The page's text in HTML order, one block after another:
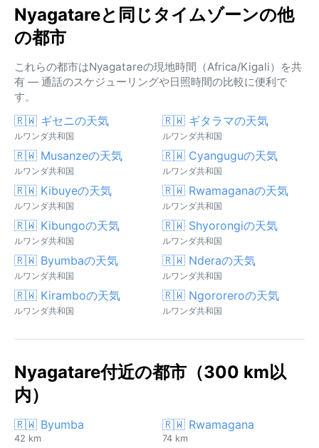
Nyagatareと同じタイムゾーンの他
の都市
これらの都市はNyagatareの現地時間（Africa/Kigali）を共
有 — 通話のスケジューリングや日照時間の比較に便利で
す。
🇷🇼 ギセニの天気
ルワンダ共和国
🇷🇼 ギタラマの天気
ルワンダ共和国
🇷🇼 Musanzeの天気
ルワンダ共和国
🇷🇼 Cyanguguの天気
ルワンダ共和国
🇷🇼 Kibuyeの天気
ルワンダ共和国
🇷🇼 Rwamaganaの天気
ルワンダ共和国
🇷🇼 Kibungoの天気
ルワンダ共和国
🇷🇼 Shyorongiの天気
ルワンダ共和国
🇷🇼 Byumbaの天気
ルワンダ共和国
🇷🇼 Nderaの天気
ルワンダ共和国
🇷🇼 Kiramboの天気
ルワンダ共和国
🇷🇼 Ngororeroの天気
ルワンダ共和国
Nyagatare付近の都市（300 km以
内）
🇷🇼 Byumba
42 km
🇷🇼 Rwamagana
74 km